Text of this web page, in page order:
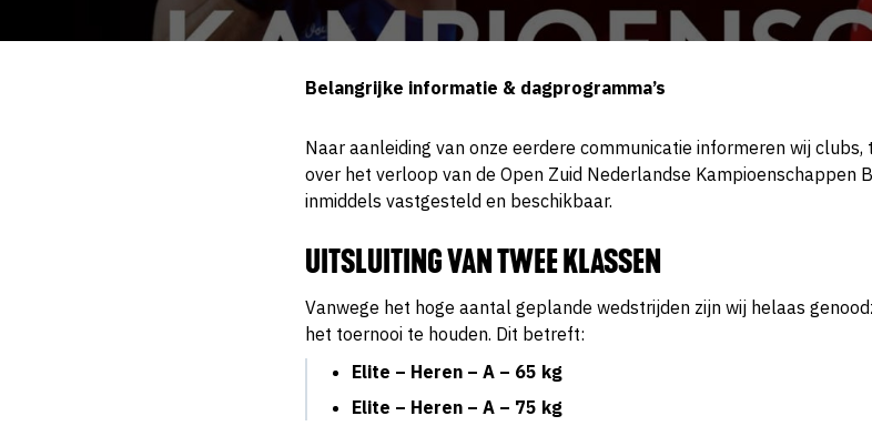
Belangrijke informatie & dagprogramma’s
Naar aanleiding van onze eerdere communicatie informeren wij
over het verloop van de Open Zuid Nederlandse Kampioenschappen
inmiddels vastgesteld en beschikbaar.
UITSLUITING VAN TWEE KLASSEN
Vanwege het hoge aantal geplande wedstrijden zijn wij helaas
het toernooi te houden. Dit betreft:
Elite – Heren – A – 65 kg
Elite – Heren – A – 75 kg